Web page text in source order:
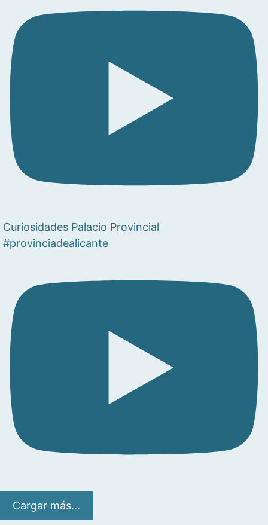
Curiosidades Palacio Provincial
#provinciadealicante
Cargar más...